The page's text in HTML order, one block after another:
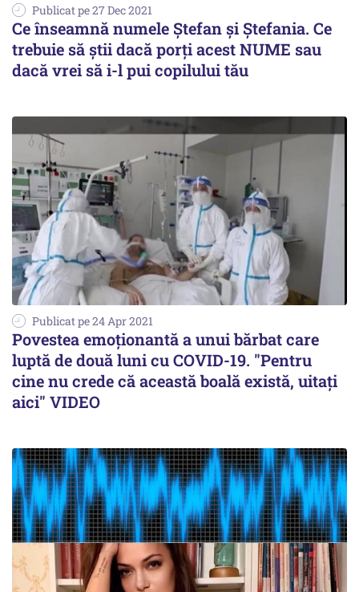
Publicat pe 27 Dec 2021
Ce înseamnă numele Ștefan și Ștefania. Ce
trebuie să știi dacă porți acest NUME sau
dacă vrei să i-l pui copilului tău
Publicat pe 24 Apr 2021
Povestea emoționantă a unui bărbat care
luptă de două luni cu COVID-19. "Pentru
cine nu crede că această boală există, uitați
aici" VIDEO